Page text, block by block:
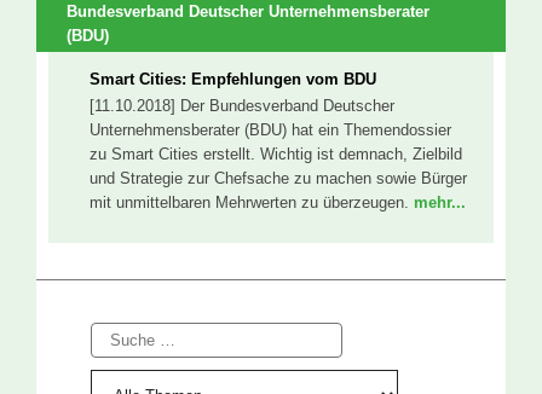
Bundesverband Deutscher Unternehmensberater
(BDU)
Smart Cities: Empfehlungen vom BDU
[11.10.2018] Der Bundesverband Deutscher
Unternehmensberater (BDU) hat ein Themendossier
zu Smart Cities erstellt. Wichtig ist demnach, Zielbild
und Strategie zur Chefsache zu machen sowie Bürger
mit unmittelbaren Mehrwerten zu überzeugen. mehr...
Suche